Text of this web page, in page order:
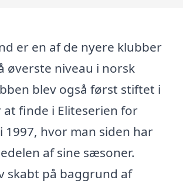
er en af de nyere klubber
øverste niveau i norsk
blev også først stiftet i
at finde i Eliteserien for
1997, hvor man siden har
af sine sæsoner.
skabt på baggrund af